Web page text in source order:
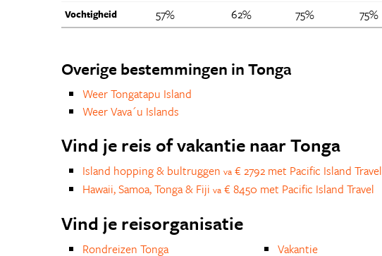
Vochtigheid 57% 62% 75% 75%
Overige bestemmingen in Tonga
Weer Tongatapu Island
Weer Vava´u Islands
Vind je reis of vakantie naar Tonga
Island hopping & bultruggen va € 2792 met Pacific Island Travel
Hawaii, Samoa, Tonga & Fiji va € 8450 met Pacific Island Travel
Vind je reisorganisatie
Rondreizen Tonga
Vakantie